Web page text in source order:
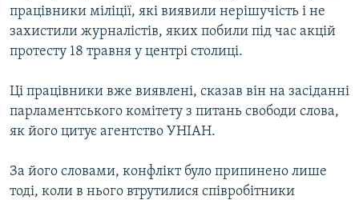
СПЕЦПРОЕКТИ
ДЕПОРТАЦІЯ
СВІДЧЕННЯ ОКУПАЦІЇ
УКРАЇНСЬКА ПРОБЛЕМА КРИМУ
ЯК ОБІЙТИ БЛОКУВАННЯ
Qırımtatar
працівники міліції, які виявили нерішучість і не
захистили журналістів, яких побили під час акцій
протесту 18 травня у центрі столиці.
Ці працівники вже виявлені, сказав він на засіданні
парламентського комітету з питань свободи слова,
як його цитує агентство УНІАН.
За його словами, конфлікт було припинено лише
тоді, коли в нього втрутилися співробітники